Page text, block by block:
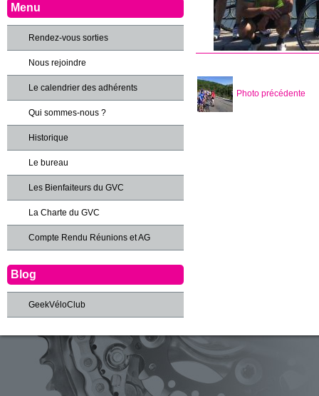
Photo précédente
Menu
Rendez-vous sorties
Nous rejoindre
Le calendrier des adhérents
Qui sommes-nous ?
Historique
Le bureau
Les Bienfaiteurs du GVC
La Charte du GVC
Compte Rendu Réunions et AG
Blog
GeekVéloClub